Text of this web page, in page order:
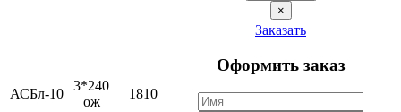
×
АСБл-10
3*240
ож
1810
Заказать
Оформить заказ